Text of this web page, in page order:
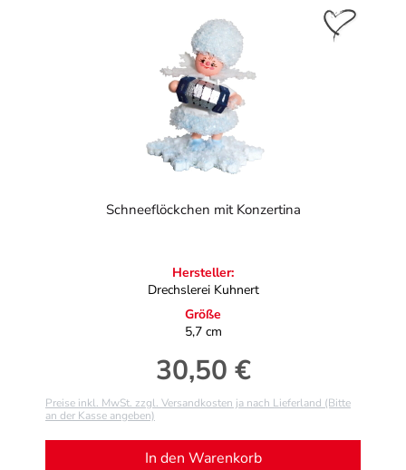
Schneeflöckchen mit Konzertina
Hersteller:
Drechslerei Kuhnert
Größe
5,7 cm
Regulärer Preis:
30,50 €
Preise inkl. MwSt. zzgl. Versandkosten ja nach Lieferland (Bitte
an der Kasse angeben)
In den Warenkorb